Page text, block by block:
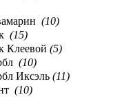
(10)
(15)
Клеевой (5)
(10)
Иксэль (11)
(10)